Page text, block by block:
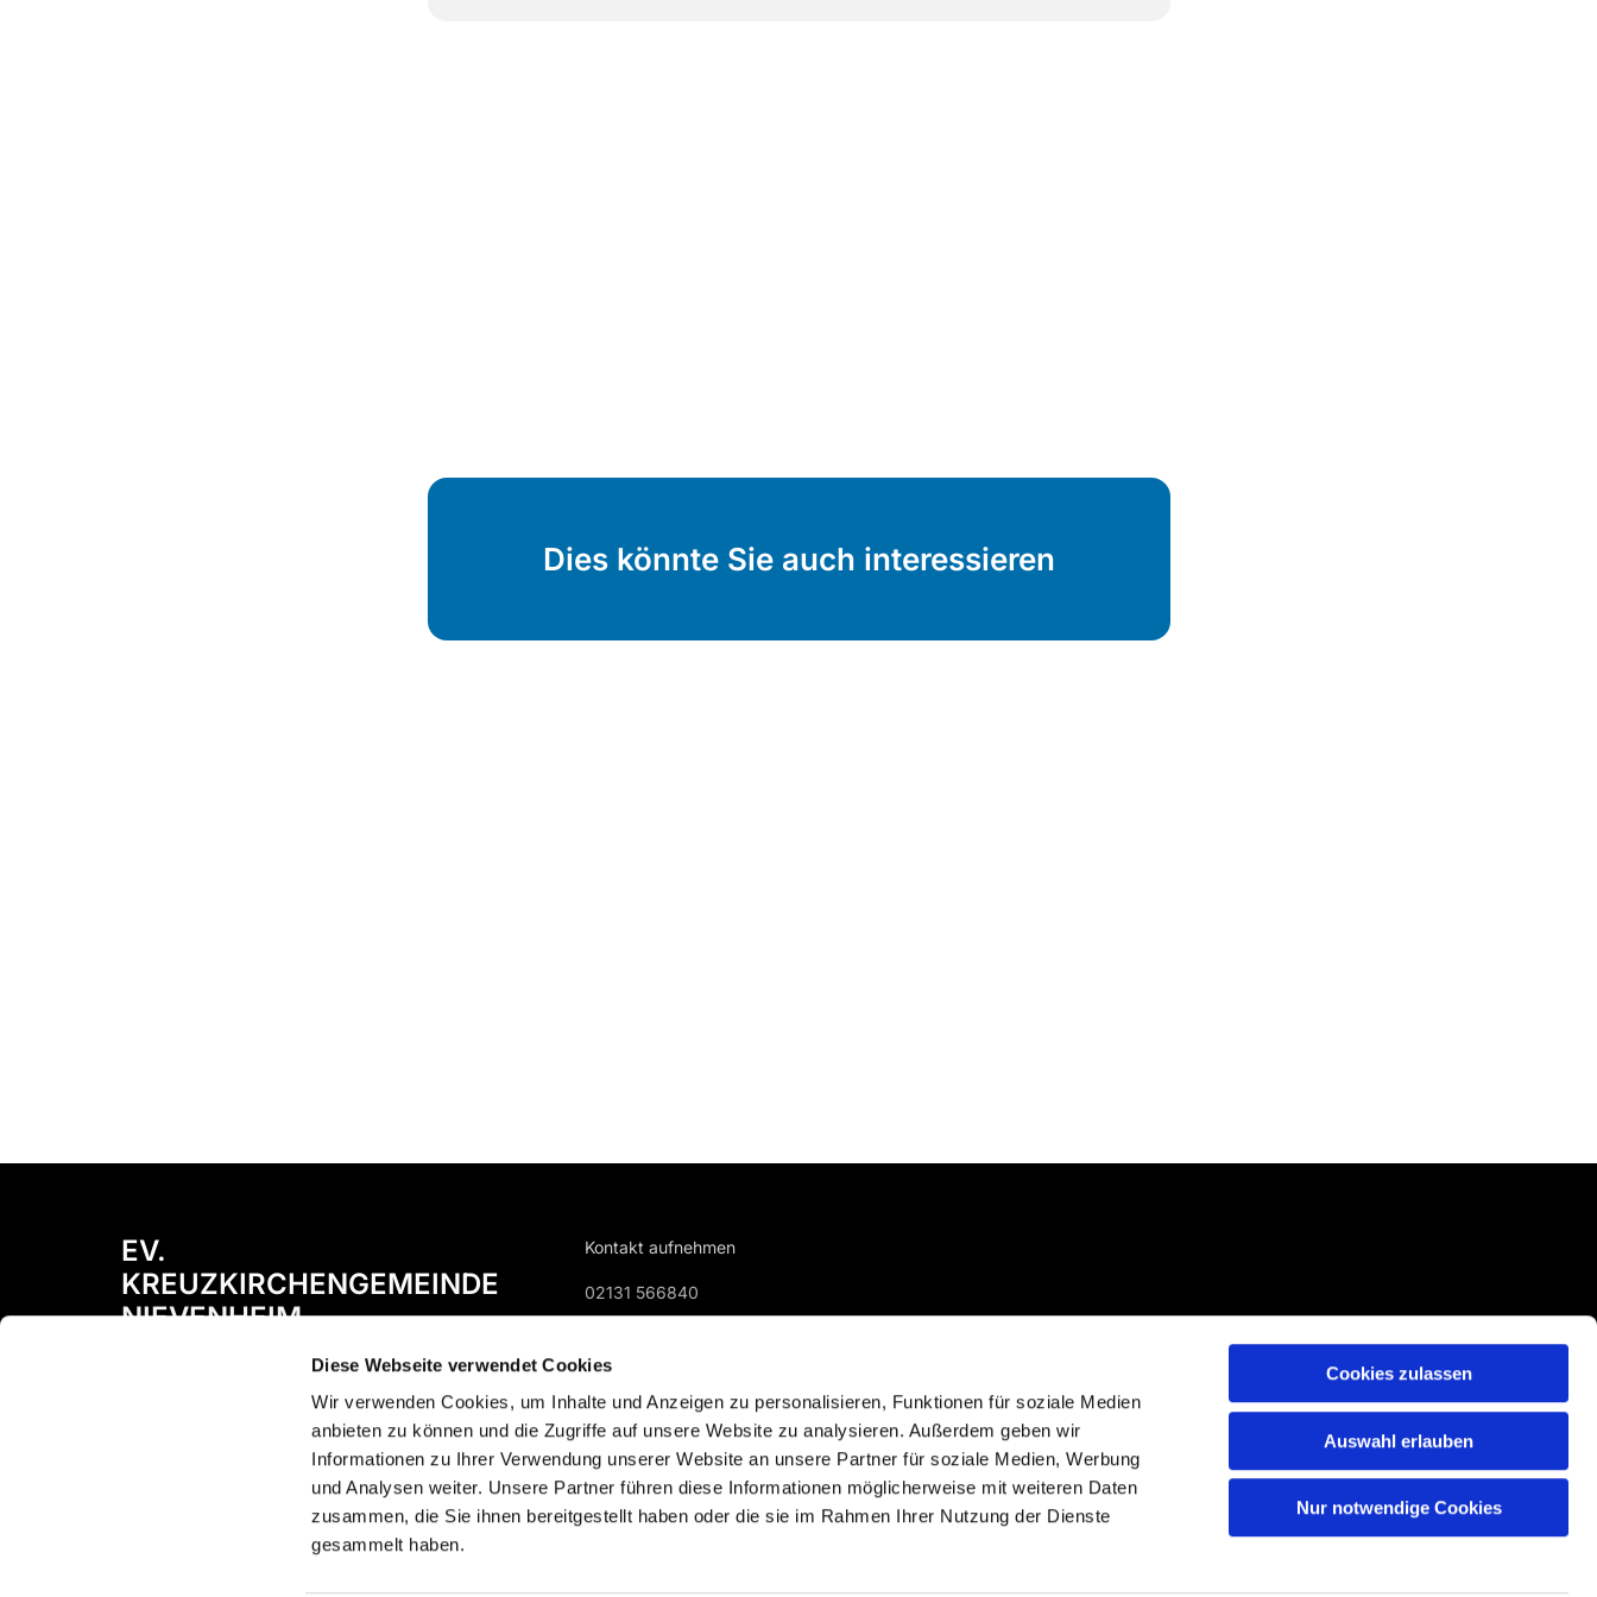
Diese Webseite verwendet Cookies
Wir verwenden Cookies, um Inhalte und Anzeigen zu personalisieren, Funktionen für soziale Medien
anbieten zu können und die Zugriffe auf unsere Website zu analysieren. Außerdem geben wir
Informationen zu Ihrer Verwendung unserer Website an unsere Partner für soziale Medien, Werbung
und Analysen weiter. Unsere Partner führen diese Informationen möglicherweise mit weiteren Daten
zusammen, die Sie ihnen bereitgestellt haben oder die sie im Rahmen Ihrer Nutzung der Dienste
gesammelt haben.
Cookies zulassen
Auswahl erlauben
Nur notwendige Cookies
Dies könnte Sie auch interessieren
EV.
KREUZKIRCHENGEMEINDE
NIEVENHEIM
Kontakt aufnehmen
02131 566840
Impressum Datenschutzerklärung ChurchDesk-Login